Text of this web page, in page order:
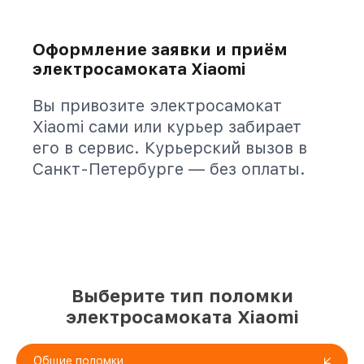
Оформление заявки и приём
электросамоката Xiaomi
Вы привозите электросамокат
Xiaomi сами или курьер забирает
его в сервис. Курьерский вызов в
Санкт-Петербурге — без оплаты.
Выберите тип поломки
электросамоката Xiaomi
Общие поломки